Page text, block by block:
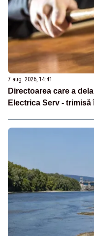
7 aug. 2026, 14:41
Directoarea care a
Electrica Serv - trimisă